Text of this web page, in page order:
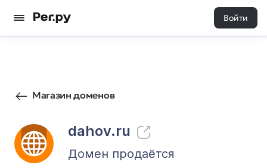
Войти
Магазин доменов
dahov.ru
2 0
Домен продаётся